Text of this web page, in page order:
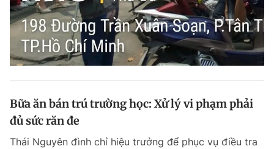
Bữa ăn bán trú trường học: Xử lý vi phạm phải
đủ sức răn đe
Thái Nguyên đình chỉ hiệu trưởng để phục vụ điều tra